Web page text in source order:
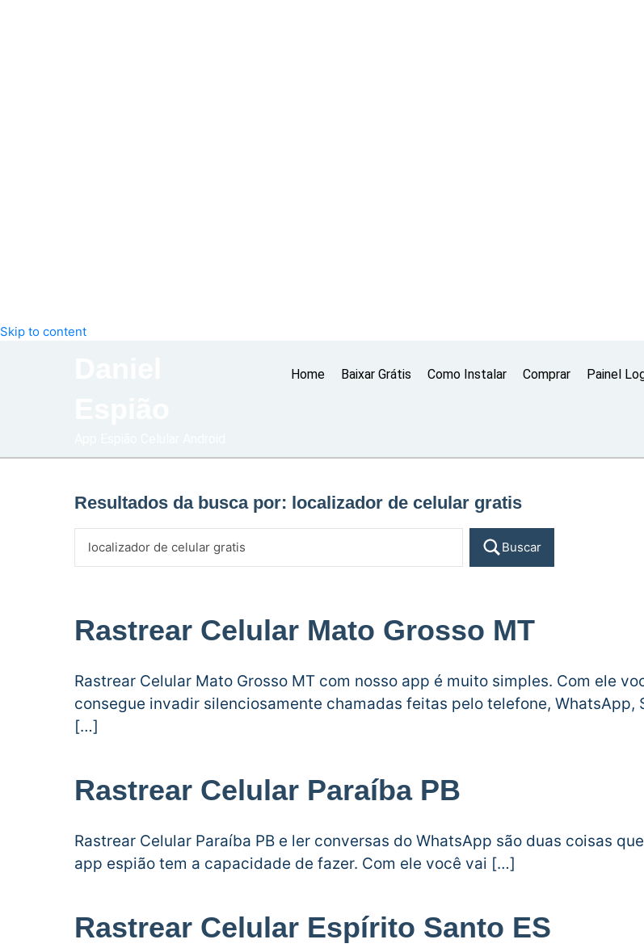
Skip to content
Home Baixar Grátis Como Instalar Comprar Painel
Resultados da busca por: localizador de celular gratis
Buscar
Rastrear Celular Mato Grosso MT
Rastrear Celular Mato Grosso MT com nosso app é muito simples. Com ele
consegue invadir silenciosamente chamadas feitas pelo telefone, WhatsApp,
[…]
Rastrear Celular Paraíba PB
Rastrear Celular Paraíba PB e ler conversas do WhatsApp são duas coisas
app espião tem a capacidade de fazer. Com ele você vai […]
Rastrear Celular Espírito Santo ES